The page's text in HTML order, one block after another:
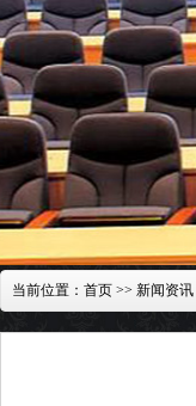
当前位置： 首页 >> 新闻资讯